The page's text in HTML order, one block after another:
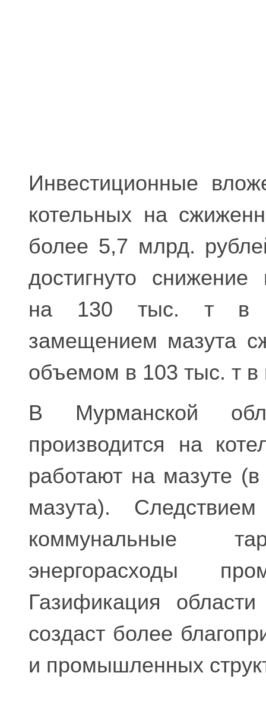
Инвестиционные
котельных на
более 5,7 млрд.
достигнуто снижение
на 130 тыс. т в
замещением мазута
объемом в 103 тыс. т в
В Мурманской
производится на
работают на мазуте
мазута).
коммунальные
энергорасходы
Газификация
создаст более
и промышленных